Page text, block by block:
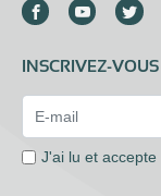
INSCRIVEZ-
J'ai lu et accepte